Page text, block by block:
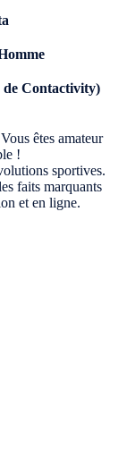
Contactivity)
êtes amateur
!
sportives.
faits marquants
et en ligne.